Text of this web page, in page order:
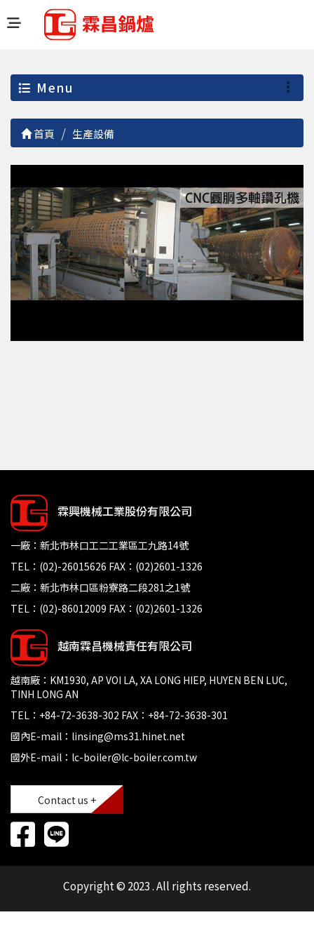
Menu
首頁 生產設備
霖興機械工業股份有限公司
一廠：新北市林口工二工業區工九路14號
TEL：(02)-26015626 FAX：(02)2601-1326
二廠：新北市林口區粉寮路二段281之1號
TEL：(02)-86012009 FAX：(02)2601-1326
越南霖昌機械責任有限公司
越南廠：KM1930, AP VOI LA, XA LONG HIEP, HUYEN BEN LUC,
TINH LONG AN
TEL：+84-72-3638-302 FAX：+84-72-3638-301
國內E-mail：linsing@ms31.hinet.net
國外E-mail：lc-boiler@lc-boiler.com.tw
Contact us +
Copyright © 2023 . All rights reserved.